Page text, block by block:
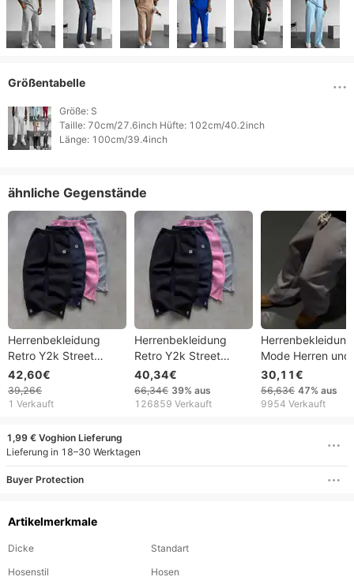
Größentabelle
Größe: S
Taille: 70cm/27.6inch Hüfte: 102cm/40.2inch
ähnliche Gegenstände
Herrenbekleidung
Retro Y2k Street
Trend Hip Hop
Elastischer
Taillenreißverschluss
Freizeithose
42,60€
39,26€
1 Verkauft
Herrenbekleidung
Retro Y2k Street
Trend Hip Hop Casual
Elastische Taille
Reißverschluss Lose
40,34€
66,34€ 39% aus
126859 Verkauft
Herrenbekleidung
Mode Herren und
Damen im
Trendy Brand
Zweiteilige Hose
30,11€
56,63€ 47% aus
9954 Verkauft
1,99 € Voghion Lieferung
Lieferung in 18–30 Werktagen
Buyer Protection
Artikelmerkmale
Dicke
Standart
Hosenstil
Hosen